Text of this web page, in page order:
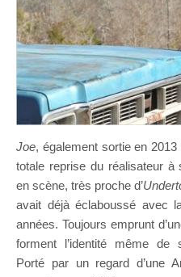
Joe, également sortie en
totale reprise du réalisateur
en scène, très proche d’
avait déjà éclaboussé avec
années. Toujours emprunt
forment l’identité même de
Porté par un regard d’une